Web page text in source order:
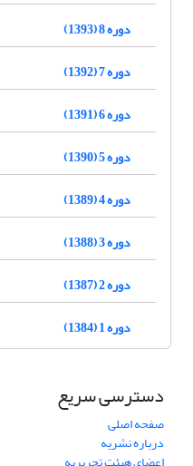
دوره 8 (1393)
دوره 7 (1392)
دوره 6 (1391)
دوره 5 (1390)
دوره 4 (1389)
دوره 3 (1388)
دوره 2 (1387)
دوره 1 (1384)
دسترسی سریع
صفحه اصلی
درباره نشریه